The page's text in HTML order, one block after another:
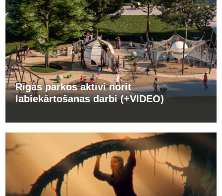
Rīgas parkos aktīvi norit
labiekārtošanas darbi (+VIDEO)